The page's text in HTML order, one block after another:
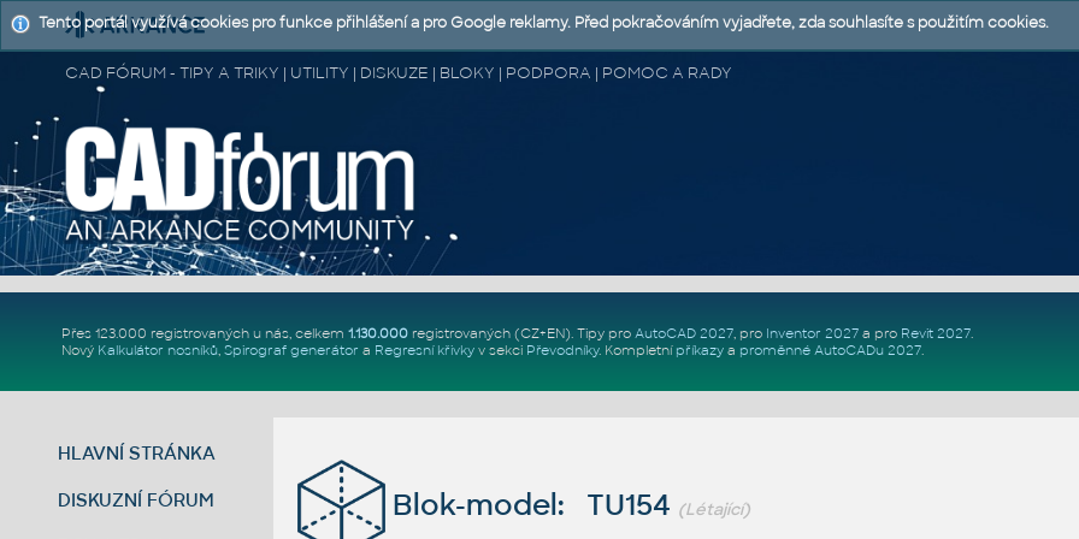
CAD FÓRUM - TIPY A TRIKY | UTILITY | DISKUZE | BLOKY | PODPORA | POMOC A RADY
Přes 123.000 registrovaných u nás, celkem 1.130.000registrovaných (CZ+EN). Tipy pro AutoCAD 2027, pro Inventor 2027a pro Revit 2027.
Nový Kalkulátor nosníků, Spirograf generátor a Regresní křivkyv sekci Převodníky. Kompletní příkazya proměnné AutoCADu 2027.
HLAVNÍ STRÁNKA
DISKUZNÍ FÓRUM Blok-model: TU154 (Létající)
Tento portál využívá cookies pro funkce přihlášení a pro Google reklamy. Před pokračováním vyjadřete, zda souhlasíte s použitím cookies.